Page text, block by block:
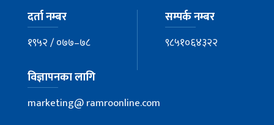
दर्ता नम्बर
१९५२ / ०७७–७८
सम्पर्क नम्बर
९८५१०६४३२२
विज्ञापनका लागि
marketing@ ramroonline.com